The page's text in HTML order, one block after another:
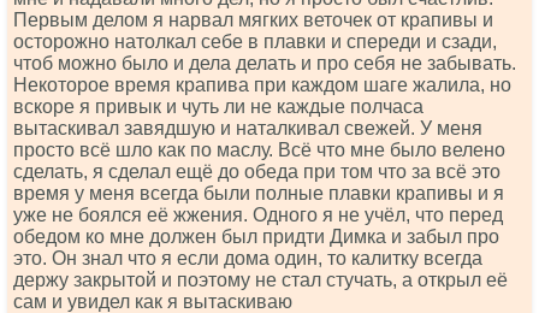
Первым делом я нарвал мягких веточек от крапивы и
осторожно натолкал себе в плавки и спереди и сзади,
чтоб можно было и дела делать и про себя не забывать.
Некоторое время крапива при каждом шаге жалила, но
вскоре я привык и чуть ли не каждые полчаса
вытаскивал завядшую и наталкивал свежей. У меня
просто всё шло как по маслу. Всё что мне было велено
сделать, я сделал ещё до обеда при том что за всё это
время у меня всегда были полные плавки крапивы и я
уже не боялся её жжения. Одного я не учёл, что перед
обедом ко мне должен был придти Димка и забыл про
это. Он знал что я если дома один, то калитку всегда
держу закрытой и поэтому не стал стучать, а открыл её
сам и увидел как я вытаскиваю